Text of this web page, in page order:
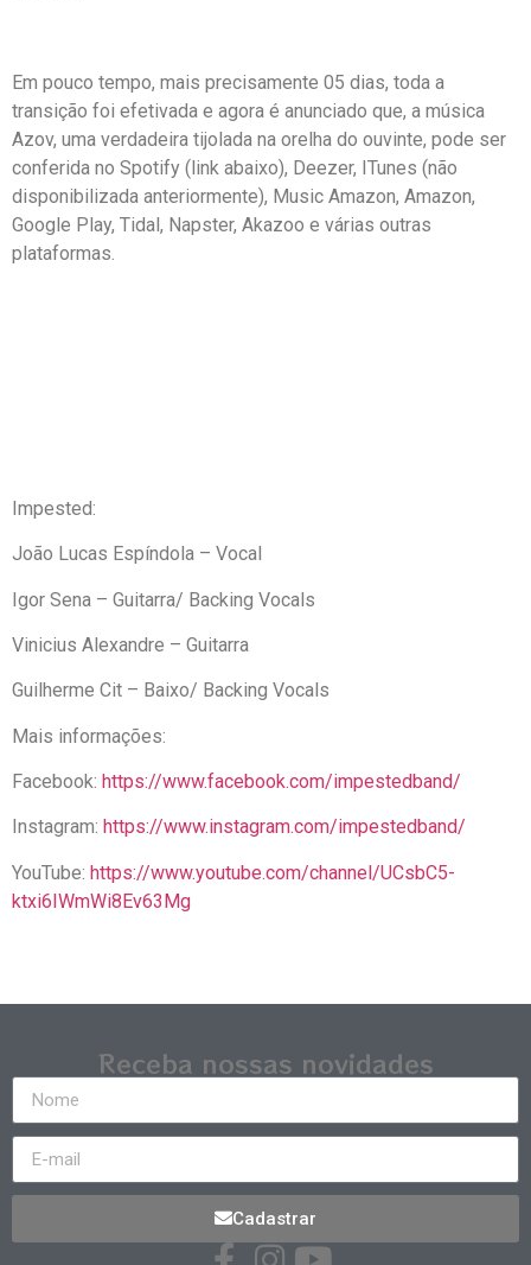
Em pouco tempo, mais precisamente 05 dias, toda a
transição foi efetivada e agora é anunciado que, a música
Azov, uma verdadeira tijolada na orelha do ouvinte, pode ser
conferida no Spotify (link abaixo), Deezer, ITunes (não
disponibilizada anteriormente), Music Amazon, Amazon,
Google Play, Tidal, Napster, Akazoo e várias outras
plataformas.
Impested:
João Lucas Espíndola – Vocal
Igor Sena – Guitarra/ Backing Vocals
Vinicius Alexandre – Guitarra
Guilherme Cit – Baixo/ Backing Vocals
Mais informações:
Facebook: https://www.facebook.com/impestedband/
Instagram: https://www.instagram.com/impestedband/
YouTube: https://www.youtube.com/channel/UCsbC5-
ktxi6IWmWi8Ev63Mg
Receba nossas novidades
Cadastrar